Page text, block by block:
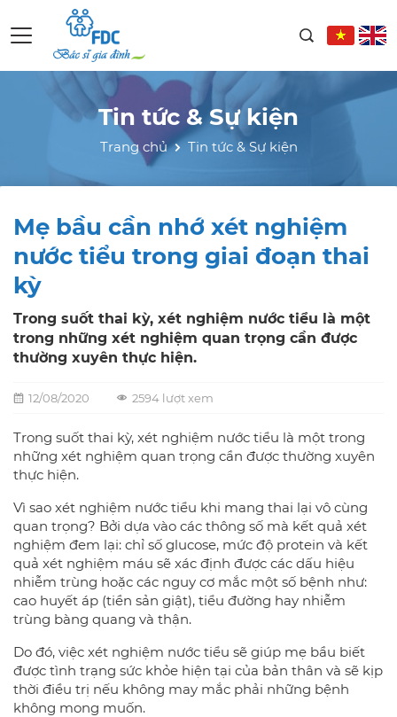
Tin tức & Sự kiện
Trang chủ Tin tức & Sự kiện
Mẹ bầu cần nhớ xét nghiệm
nước tiểu trong giai đoạn thai
kỳ
Trong suốt thai kỳ, xét nghiệm nước tiểu là một
trong những xét nghiệm quan trọng cần được
thường xuyên thực hiện.
12/08/2020 2594 lượt xem
Trong suốt thai kỳ, xét nghiệm nước tiểu là một trong
những xét nghiệm quan trọng cần được thường xuyên
thực hiện.
Vì sao xét nghiệm nước tiểu khi mang thai lại vô cùng
quan trọng? Bởi dựa vào các thông số mà kết quả xét
nghiệm đem lại: chỉ số glucose, mức độ protein và kết
quả xét nghiệm máu sẽ xác định được các dấu hiệu
nhiễm trùng hoặc các nguy cơ mắc một số bệnh như:
cao huyết áp (tiền sản giật), tiểu đường hay nhiễm
trùng bàng quang và thận.
Do đó, việc xét nghiệm nước tiểu sẽ giúp mẹ bầu biết
được tình trạng sức khỏe hiện tại của bản thân và sẽ kịp
thời điều trị nếu không may mắc phải những bệnh
không mong muốn.